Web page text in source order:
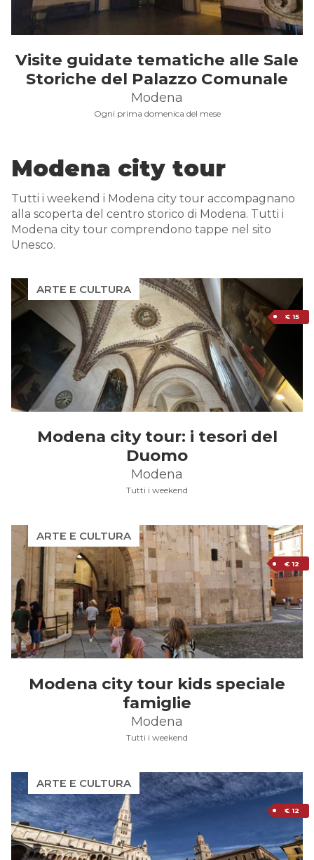
Visite guidate tematiche alle Sale
Storiche del Palazzo Comunale
Modena
Ogni prima domenica del mese
Modena city tour
Tutti i weekend i Modena city tour accompagnano
alla scoperta del centro storico di Modena. Tutti i
Modena city tour comprendono tappe nel sito
Unesco.
Modena city tour: i tesori del
Duomo
ARTE E CULTURA
€ 15
Modena
Tutti i weekend
Modena city tour kids speciale
famiglie
ARTE E CULTURA
€ 12
Modena
Tutti i weekend
ARTE E CULTURA
€ 12